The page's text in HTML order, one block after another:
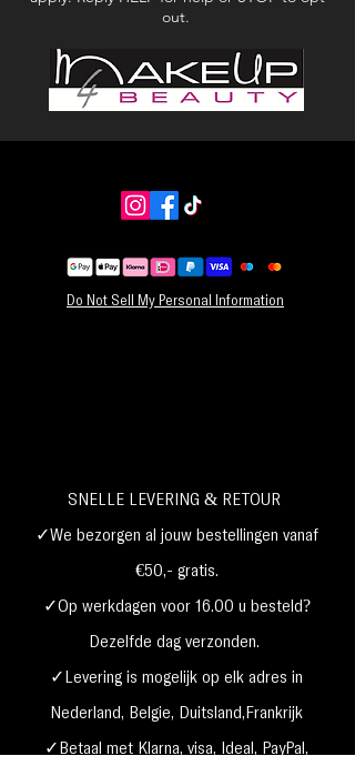
NETTOGEWICHT: 20 ml
Dimethicone Crosspolymeer,
Cyclopentasiloxaan, Dimethicone,
Fenoxyethanol, Caprylylglycol.
out.
Do Not Sell My Personal Information
SNELLE LEVERING & RETOUR
✓We bezorgen al jouw bestellingen vanaf
€50,- gratis.
✓Op werkdagen voor 16.00 u besteld?
Dezelfde dag verzonden.
✓Levering is mogelijk op elk adres in
Nederland, België, Duitsland,Frankrijk
✓Betaal met Klarna, visa, Ideal, PayPal,